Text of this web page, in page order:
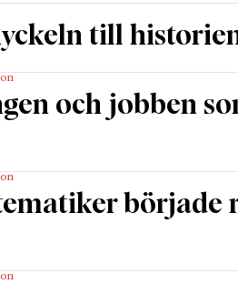
till
och jobben
började